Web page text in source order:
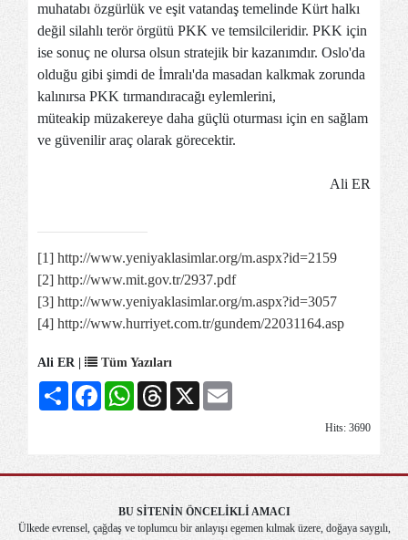
muhatabı özgürlük ve eşit vatandaş temelinde Kürt halkı
değil silahlı terör örgütü PKK ve temsilcileridir. PKK için
ise sonuç ne olursa olsun stratejik bir kazanımdır. Oslo'da
olduğu gibi şimdi de İmralı'da masadan kalkmak zorunda
kalınırsa PKK tırmandıracağı eylemlerini,
müteakip müzakereye daha güçlü oturması için en sağlam
ve güvenilir araç olarak görecektir.
Ali ER
[1] http://www.yeniyaklasimlar.org/m.aspx?id=2159
[2] http://www.mit.gov.tr/2937.pdf
[3] http://www.yeniyaklasimlar.org/m.aspx?id=3057
[4] http://www.hurriyet.com.tr/gundem/22031164.asp
Ali ER | Tüm Yazıları
Share FacebookWhatsAppThreads
X
Hits: 3690
BU SİTENİN ÖNCELİKLİ AMACI
Ülkede evrensel, çağdaş ve toplumcu bir anlayışı egemen kılmak üzere, doğaya saygılı,